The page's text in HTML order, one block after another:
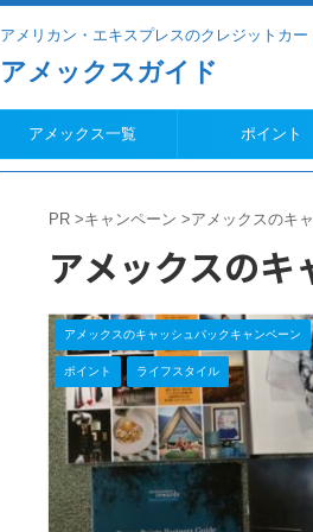
アメリカン・エキスプレスのクレジットカー
アメックスガイド
アメックス一覧 ポイント
PR>キャンペーン >アメックスのキ
アメックスの
アメックスのキャッシュバックキャンペーン
ポイント ライフスタイル